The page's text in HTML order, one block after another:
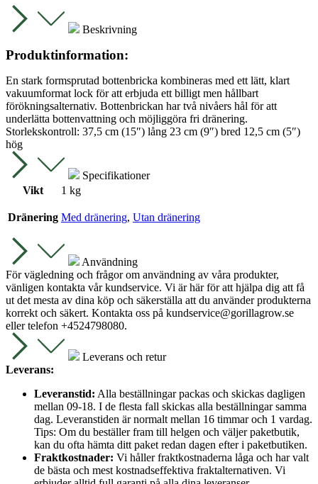
mängd
Beskrivning
Produktinformation:
En stark formsprutad bottenbricka kombineras med ett lätt, klart
vakuumformat lock för att erbjuda ett billigt men hållbart
förökningsalternativ. Bottenbrickan har två nivåers hål för att
underlätta bottenvattning och möjliggöra fri dränering.
Storlekskontroll: 37,5 cm (15″) lång 23 cm (9″) bred 12,5 cm (5″)
hög
Specifikationer
Vikt
1 kg
Dränering Med dränering, Utan dränering
Användning
För vägledning och frågor om användning av våra produkter,
vänligen kontakta vår kundservice. Vi är här för att hjälpa dig att få
ut det mesta av dina köp och säkerställa att du använder produkterna
korrekt och säkert. Kontakta oss på kundservice@gorillagrow.se
eller telefon +4524798080.
Leverans och retur
Leverans:
Leveranstid: Alla beställningar packas och skickas dagligen
mellan 09-18. I de flesta fall skickas alla beställningar samma
dag. Leveranstiden är normalt mellan 16 timmar och 1 vardag.
Tips: Om du beställer fram till helgen och väljer paketbutik,
kan du ofta hämta ditt paket redan dagen efter i paketbutiken.
Fraktkostnader: Vi håller fraktkostnaderna låga och har valt
de bästa och mest kostnadseffektiva fraktalternativen. Vi